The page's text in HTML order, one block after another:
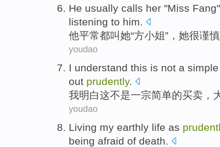
He usually calls her "Miss Fang
listening to him.
他平常都叫她“方小姐”， 她很谨慎
youdao
I understand this is not a simple
out prudently.
我明白这不是一宗简单的买卖 ，
youdao
Living my earthly life as
being afraid of death